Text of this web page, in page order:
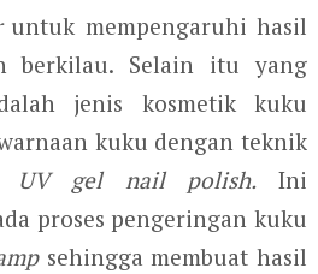
untuk mempengaruhi hasil
berkilau. Selain itu yang
jenis kosmetik kuku
kuku dengan teknik
UV gel nail polish.Ini
proses pengeringan kuku
sehingga membuat hasil